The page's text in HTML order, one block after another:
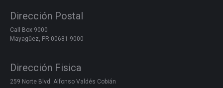
Dirección Postal
Call Box 9000
Mayagüez, PR 00681-9000
Dirección Fisica
259 Norte Blvd. Alfonso Valdés Cobián